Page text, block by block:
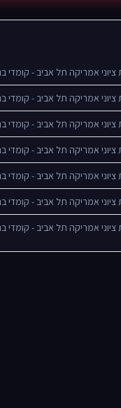
ציוני אמריקה תל אביב - קומדי
ציוני אמריקה תל אביב - קומדי
ציוני אמריקה תל אביב - קומדי
ציוני אמריקה תל אביב - קומדי
ציוני אמריקה תל אביב - קומדי
ציוני אמריקה תל אביב - קומדי
ציוני אמריקה תל אביב - קומדי